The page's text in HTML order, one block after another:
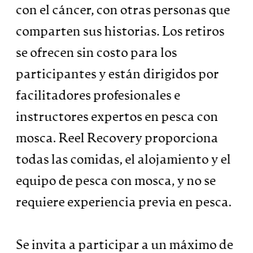
con el cáncer, con otras personas que
comparten sus historias. Los retiros
se ofrecen sin costo para los
participantes y están dirigidos por
facilitadores profesionales e
instructores expertos en pesca con
mosca. Reel Recovery proporciona
todas las comidas, el alojamiento y el
equipo de pesca con mosca, y no se
requiere experiencia previa en pesca.
Se invita a participar a un máximo de